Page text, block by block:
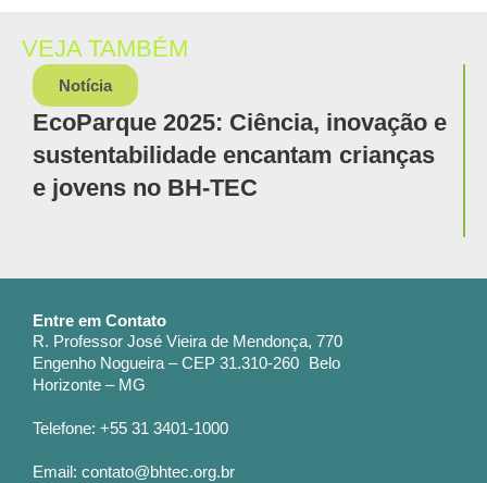
VEJA TAMBÉM
Notícia
EcoParque 2025: Ciência, inovação e
sustentabilidade encantam crianças
e jovens no BH-TEC
Entre em Contato
R. Professor José Vieira de Mendonça, 770
Engenho Nogueira – CEP 31.310-260 Belo
Horizonte – MG
Telefone: +55 31 3401-1000
Email: contato@bhtec.org.br